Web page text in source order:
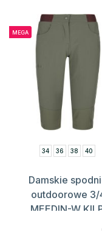
MEGA
34 36 38 40
Damskie
outdoorowe 3/
MEEDIN-W